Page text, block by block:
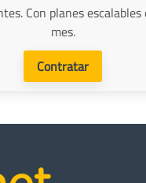
Con planes
mes.
Contratar